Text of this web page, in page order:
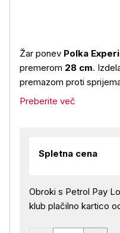
Žar ponev Polka
premerom 28 cm.
premazom proti
Preberite več
Spletna cena
Obroki s Petrol Pay
klub plačilno kartico